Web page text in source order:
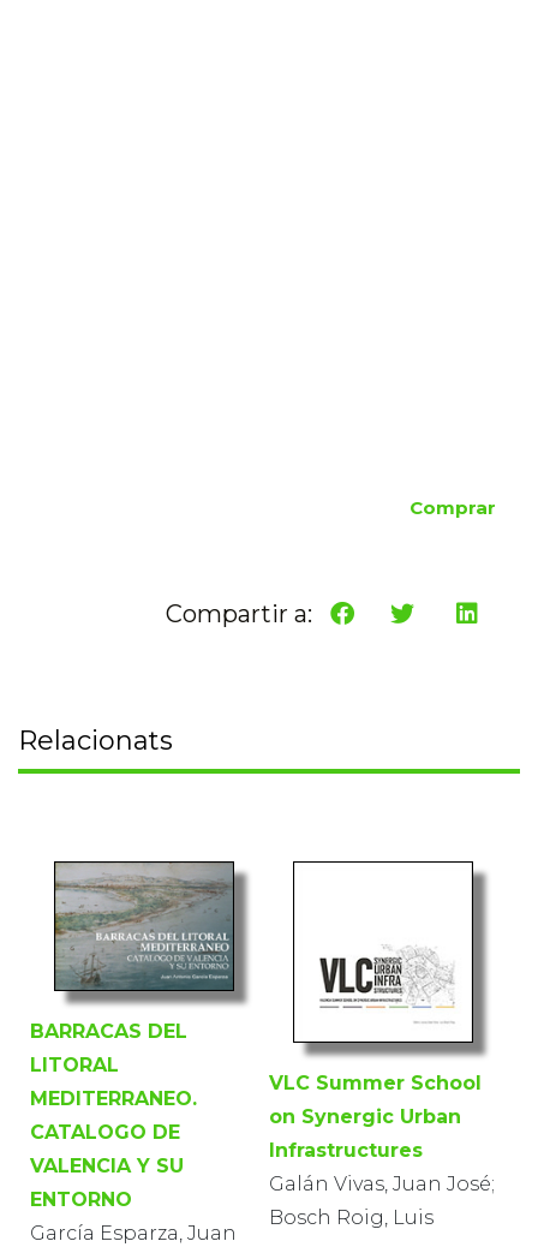
Comprar
Compartir a:
Relacionats
BARRACAS DEL
LITORAL
MEDITERRANEO.
CATALOGO DE
VALENCIA Y SU
ENTORNO
García Esparza, Juan
VLC Summer School
on Synergic Urban
Infrastructures
Galán Vivas, Juan José;
Bosch Roig, Luis